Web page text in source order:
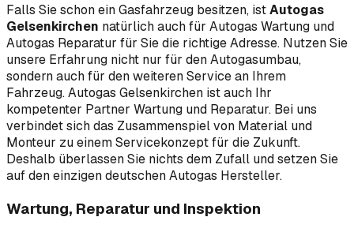
Falls Sie schon ein Gasfahrzeug besitzen, istAutogas
Gelsenkirchen natürlich auch für Autogas Wartung und
Autogas Reparatur für Sie die richtige Adresse. Nutzen Sie
unsere Erfahrung nicht nur für den Autogasumbau,
sondern auch für den weiteren Service an Ihrem
Fahrzeug. Autogas Gelsenkirchen ist auch Ihr
kompetenter Partner Wartung und Reparatur. Bei uns
verbindet sich das Zusammenspiel von Material und
Monteur zu einem Servicekonzept für die Zukunft.
Deshalb überlassen Sie nichts dem Zufall und setzen Sie
auf den einzigen deutschen Autogas Hersteller.
Wartung, Reparatur und Inspektion